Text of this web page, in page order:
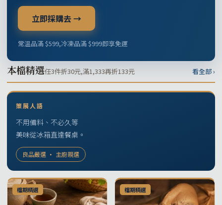
立即採購去 →
常溫品滿 $599,冷凍品滿 $999即享免運
本檔精選任3件折30元,滿1,333再折133元 看全部 ›
策展人語
不用備料、不必久等
美味從冰箱直達餐桌。
良品嚴選 · 主廚親選
檔期精選 檔期精選